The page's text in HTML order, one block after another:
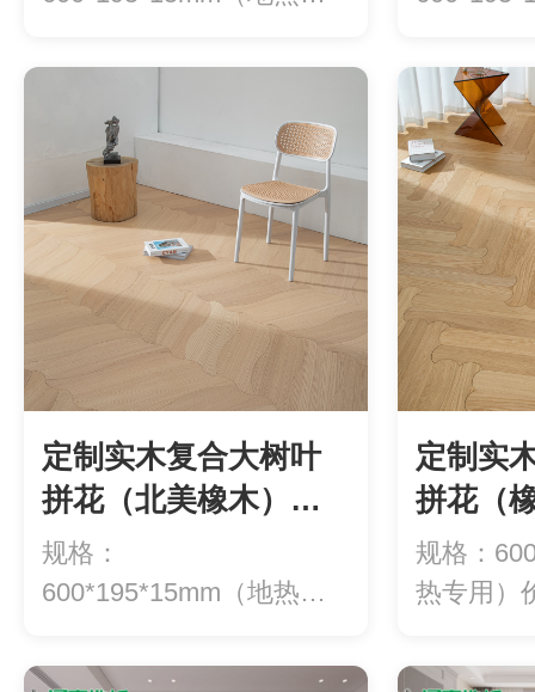
定制实木复合大树叶
拼花（北美橡木）
YXX30（多层）
规格：
600*195*15mm（地热专
定制实
拼花（
YXX29
规格：
热专用）